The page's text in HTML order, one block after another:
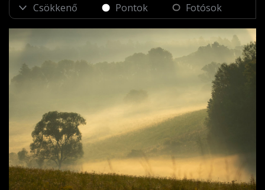
Pontok Fotósok